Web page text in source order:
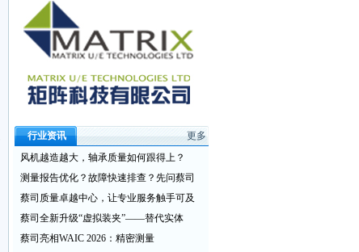
行业资讯
更多
风机越造越大，轴承质量如何跟得上？
测量报告优化？故障快速排查？先问蔡司
蔡司质量卓越中心，让专业服务触手可及
蔡司全新升级“虚拟装夹”——替代实体
蔡司亮相WAIC 2026：精密测量